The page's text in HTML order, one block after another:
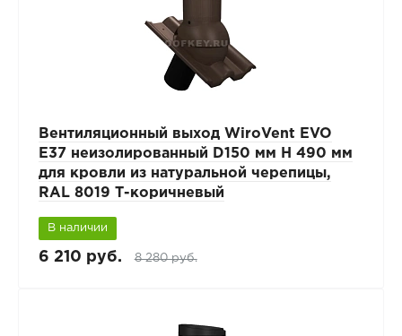
Вентиляционный выход WiroVent EVO
E37 неизолированный D150 мм Н 490 мм
для кровли из натуральной черепицы,
RAL 8019 Т-коричневый
В наличии
6 210 руб. 8 280 руб.